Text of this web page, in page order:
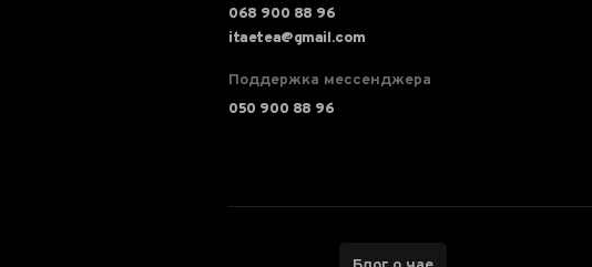
068 900 88 96
itaetea@gmail.com
Поддержка мессенджера
050 900 88 96